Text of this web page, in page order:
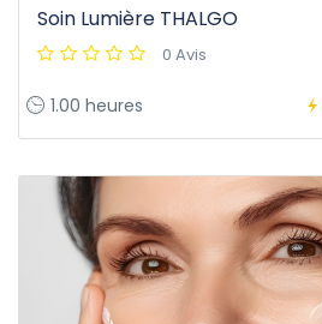
Soin Lumière THALGO
0 Avis
1.00 heures